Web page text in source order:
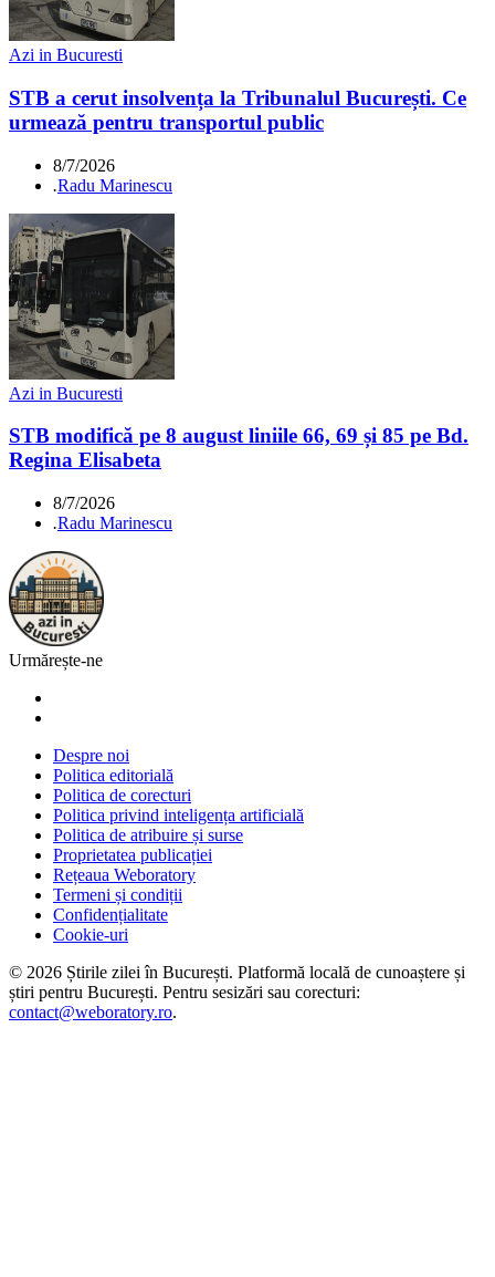
Azi in Bucuresti
STB a cerut insolvența la Tribunalul București. Ce
urmează pentru transportul public
8/7/2026
.Radu Marinescu
Azi in Bucuresti
STB modifică pe 8 august liniile 66, 69 și 85 pe Bd.
Regina Elisabeta
8/7/2026
.Radu Marinescu
Urmărește-ne
Despre noi
Politica editorială
Politica de corecturi
Politica privind inteligența artificială
Politica de atribuire și surse
Proprietatea publicației
Rețeaua Weboratory
Termeni și condiții
Confidențialitate
Cookie-uri
© 2026 Știrile zilei în București. Platformă locală de cunoaștere și
știri pentru București. Pentru sesizări sau corecturi:
contact@weboratory.ro.